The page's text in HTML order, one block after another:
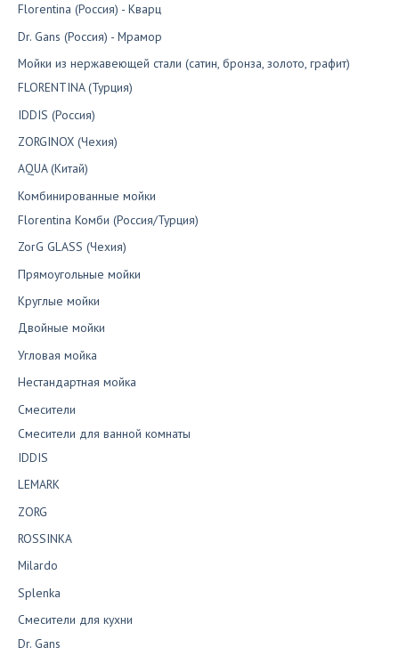
Florentina (Россия) - Кварц
Dr. Gans (Россия) - Мрамор
Мойки из нержавеющей стали (сатин, бронза, золото, графит)
FLORENTINA (Турция)
IDDIS (Россия)
ZORGINOX (Чехия)
AQUA (Китай)
Комбинированные мойки
Florentina Комби (Россия/Турция)
ZorG GLASS (Чехия)
Прямоугольные мойки
Круглые мойки
Двойные мойки
Угловая мойка
Нестандартная мойка
Смесители
Смесители для ванной комнаты
IDDIS
LEMARK
ZORG
ROSSINKA
Milardo
Splenka
Смесители для кухни
Dr. Gans